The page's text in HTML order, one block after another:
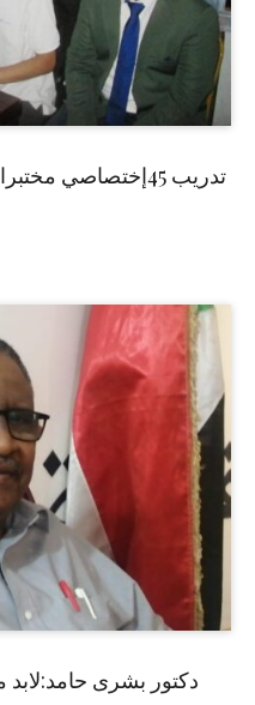
تدريب 45إختصاصي
دكتور بشرى